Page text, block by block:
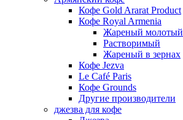
Кофе Gold Ararat Product
Кофе Royal Armenia
Жареный молотый
Растворимый
Жареный в зернах
Кофе Jezva
Le Café Paris
Кофе Grounds
Другие производители
джезва для кофе